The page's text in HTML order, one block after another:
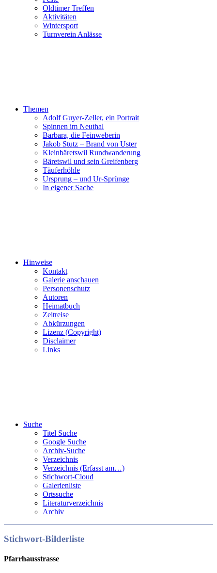
Oldtimer Treffen
Aktivitäten
Wintersport
Turnverein Anlässe
Themen
Adolf Guyer-Zeller, ein Portrait
Spinnen im Neuthal
Barbara, die Feinweberin
Jakob Stutz – Brand von Uster
Kleinbäretswil Rundwanderung
Bäretswil und sein Greifenberg
Täuferhöhle
Ursprung – und Ur-Sprünge
In eigener Sache
Hinweise
Kontakt
Galerie anschauen
Personenschutz
Autoren
Heimatbuch
Zeitreise
Abkürzungen
Lizenz (Copyright)
Disclaimer
Links
Suche
Titel Suche
Google Suche
Archiv-Suche
Verzeichnis
Verzeichnis (Erfasst am…)
Stichwort-Cloud
Galerienliste
Ortssuche
Literaturverzeichnis
Archiv
Stichwort-Bilderliste
Pfarrhausstrasse